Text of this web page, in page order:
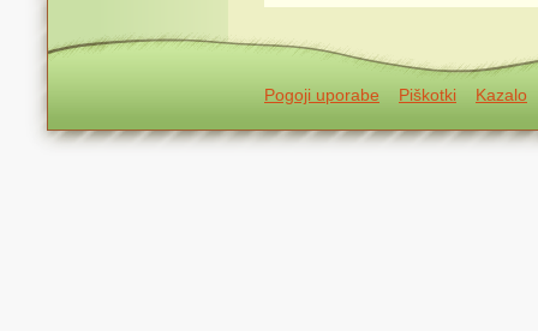
Pogoji uporabe Piškotki Kazalo